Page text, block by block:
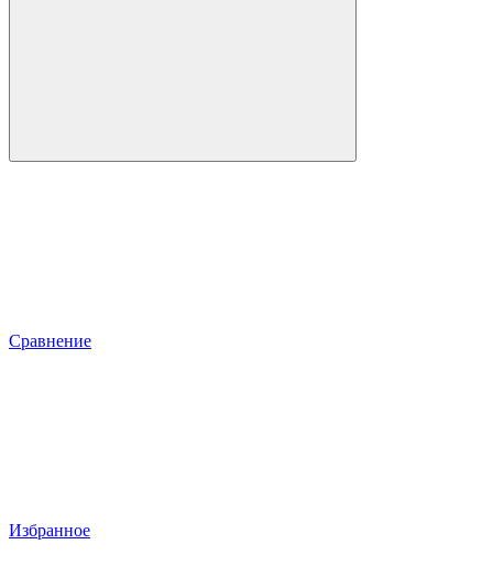
Сравнение
Избранное